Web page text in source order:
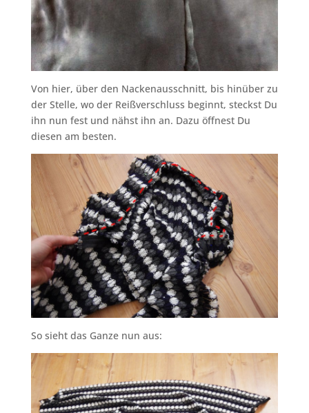
Von hier, über den Nackenausschnitt, bis hinüber zu
der Stelle, wo der Reißverschluss beginnt, steckst Du
ihn nun fest und nähst ihn an. Dazu öffnest Du
diesen am besten.
So sieht das Ganze nun aus: